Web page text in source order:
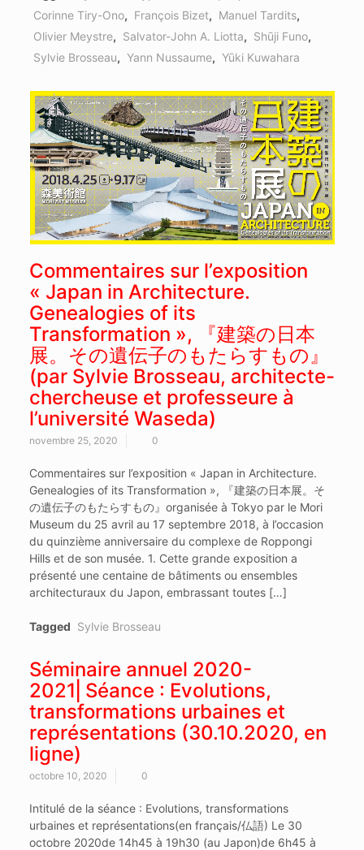
Corinne Tiry-Ono, François Bizet, Manuel Tardits,
Olivier Meystre, Salvator-John A. Liotta, Shūji Funo,
Sylvie Brosseau, Yann Nussaume, Yūki Kuwahara
Commentaires sur l’exposition
« Japan in Architecture.
Genealogies of its
Transformation », 『建築の日本
展。その遺伝子のもたらすもの』
(par Sylvie Brosseau, architecte-
chercheuse et professeure à
l’université Waseda)
novembre 25, 2020 0
Commentaires sur l’exposition « Japan in Architecture.
Genealogies of its Transformation », 『建築の日本展。そ
の遺伝子のもたらすもの』organisée à Tokyo par le Mori
Museum du 25 avril au 17 septembre 2018, à l’occasion
du quinzième anniversaire du complexe de Roppongi
Hills et de son musée. 1. Cette grande exposition a
présenté une centaine de bâtiments ou ensembles
architecturaux du Japon, embrassant toutes […]
Tagged Sylvie Brosseau
Séminaire annuel 2020-
2021⎜Séance : Evolutions,
transformations urbaines et
représentations (30.10.2020, en
ligne)
octobre 10, 2020 0
Intitulé de la séance : Evolutions, transformations
urbaines et représentations(en français/仏語) Le 30
octobre 2020de 14h45 à 19h30 (au Japon)de 6h45 à